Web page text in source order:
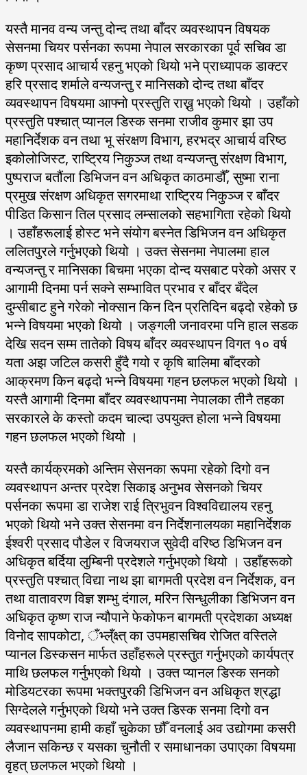
यस्तै मानव वन्य जन्तु दोन्द तथा बाँदर व्यवस्थापन विषयक
सेसनमा चियर पर्सनका रूपमा नेपाल सरकारका पूर्व सचिव डा
कृष्ण प्रसाद आचार्य रहनु भएको थियो भने प्राध्यापक डाक्टर
हरि प्रसाद शर्माले वन्यजन्तु र मानिसको दोन्द तथा बाँदर
व्यवस्थापन विषयमा आफ्नो प्रस्तुति राख्नु भएको थियो । उहाँको
प्रस्तुति पश्चात् प्यानल डिस्क सनमा राजीव कुमार झा उप
महानिर्देशक वन तथा भू संरक्षण विभाग, हरभद्र आचार्य वरिष्ठ
इकोलोजिस्ट, राष्ट्रिय निकुञ्ज तथा वन्यजन्तु संरक्षण विभाग,
पुष्पराज बतौंला डिभिजन वन अधिकृत काठमाडौँ, सुष्मा राना
प्रमुख संरक्षण अधिकृत सगरमाथा राष्ट्रिय निकुञ्ज र बाँदर
पीडित किसान तिल प्रसाद लम्सालको सहभागिता रहेको थियो
। उहाँहरूलाई होस्ट भने संयोग बस्नेत डिभिजन वन अधिकृत
ललितपुरले गर्नुभएको थियो । उक्त सेसनमा नेपालमा हाल
वन्यजन्तु र मानिसका बिचमा भएका दोन्द यसबाट परेको असर र
आगामी दिनमा पर्न सक्ने सम्भावित प्रभाव र बाँदर बँदेल
दुम्सीबाट हुने गरेको नोक्सान किन दिन प्रतिदिन बढ्दो रहेको छ
भन्ने विषयमा भएको थियो । जङ्गली जनावरमा पनि हाल सडक
देखि सदन सम्म तातेको विषय बाँदर व्यवस्थापन विगत १० वर्ष
यता अझ जटिल कसरी हुँदै गयो र कृषि बालिमा बाँदरको
आक्रमण किन बढ्दो भन्ने विषयमा गहन छलफल भएको थियो ।
यस्तै आगामी दिनमा बाँदर व्यवस्थापनमा नेपालका तीनै तहका
सरकारले के कस्तो कदम चाल्दा उपयुक्त होला भन्ने विषयमा
गहन छलफल भएको थियो ।
यस्तै कार्यक्रमको अन्तिम सेसनका रूपमा रहेको दिगो वन
व्यवस्थापन अन्तर प्रदेश सिकाइ अनुभव सेसनको चियर
पर्सनका रूपमा डा राजेश राई त्रिभुवन विश्वविद्यालय रहनु
भएको थियो भने उक्त सेसनमा वन निर्देशनालयका महानिर्देशक
ईश्वरी प्रसाद पौडेल र विजयराज सुवेदी वरिष्ठ डिभिजन वन
अधिकृत बर्दिया लुम्बिनी प्रदेशले गर्नुभएको थियो । उहाँहरूको
प्रस्तुति पश्चात् विद्या नाथ झा बागमती प्रदेश वन निर्देशक, वन
तथा वातावरण विज्ञ शम्भु दंगाल, मरिन सिन्धुलीका डिभिजन वन
अधिकृत कृष्ण राज न्यौपाने फेकोफन बागमती प्रदेशका अध्यक्ष
विनोद सापकोटा, ँभ्ल्ँक्ष्त् का उपमहासचिव रोजित वस्तिले
प्यानल डिस्कसन मार्फत उहाँहरूले प्रस्तुत गर्नुभएको कार्यपत्र
माथि छलफल गर्नुभएको थियो । उक्त प्यानल डिस्क सनको
मोडियटरका रूपमा भक्तपुरकी डिभिजन वन अधिकृत श्रद्धा
सिग्देलले गर्नुभएको थियो भने उक्त डिस्क सनमा दिगो वन
व्यवस्थापनमा हामी कहाँ चुकेका छौँ वनलाई अव उद्योगमा कसरी
लैजान सकिन्छ र यसका चुनौती र समाधानका उपाएका विषयमा
वृहत् छलफल भएको थियो ।